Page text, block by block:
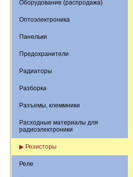
Оборудование (распродажа)
Оптоэлектроника
Панельки
Предохранители
Радиаторы
Разборка
Разъемы, клеммники
Расходные материалы для
радиоэлектроники
▶ Резисторы
Реле